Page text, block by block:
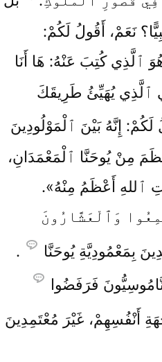
نَعَمْ، أَقُولُ لَكُمْ:
ٱلَّذِي كُتِبَ عَنْهُ: هَا أَنَا
ٱلَّذِي يُهَيِّئُ طَرِيقَكَ
لَكُمْ: إِنَّهُ بَيْنَ ٱلْمَوْلُودِينَ
مِنْ يُوحَنَّا ٱلْمَعْمَدَانِ،
ٱللهِ أَعْظَمُ مِنْهُ».
وَٱلْعَشَّارُونَ
بِمَعْمُودِيَّةِ يُوحَنَّا .
فَرَفَضُوا
أَنْفُسِهِمْ، غَيْرَ مُعْتَمِدِينَ